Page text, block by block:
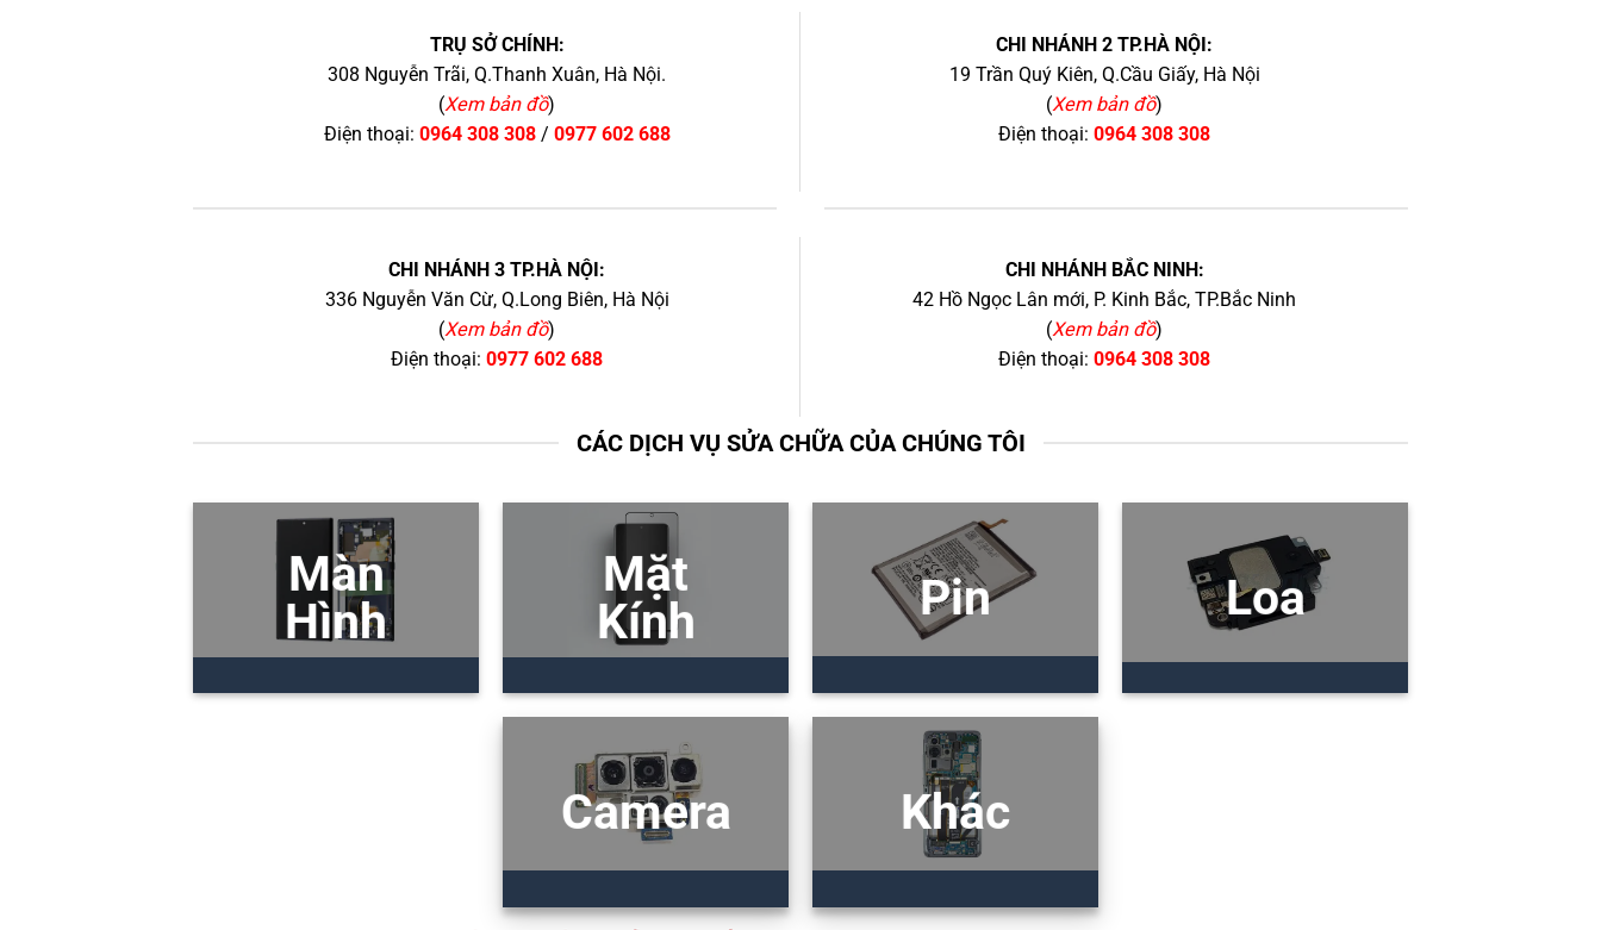
TRỤ SỞ CHÍNH:
308 Nguyễn Trãi, Q.Thanh Xuân, Hà Nội.
(Xem bản đồ)
Điện thoại: 0964 308 308/ 0977 602 688
CHI NHÁNH 2 TP.HÀ NỘI:
19 Trần Quý Kiên, Q.Cầu Giấy, Hà Nội
(Xem bản đồ)
Điện thoại: 0964 308 308
CHI NHÁNH 3 TP.HÀ NỘI:
336 Nguyễn Văn Cừ, Q.Long Biên, Hà Nội
(Xem bản đồ)
Điện thoại: 0977 602 688
CHI NHÁNH BẮC NINH:
42 Hồ Ngọc Lân mới, P. Kinh Bắc, TP.Bắc Ninh
(Xem bản đồ)
Điện thoại: 0964 308 308
CÁC DỊCH VỤ SỬA CHỮA CỦA CHÚNG TÔI
Màn
Hình
Mặt
Kính
Pin Loa
Camera Khác